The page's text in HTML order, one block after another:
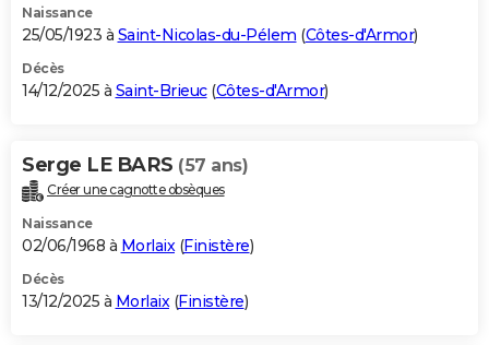
Naissance
25/05/1923 à Saint-Nicolas-du-Pélem (Côtes-d'Armor)
Décès
14/12/2025 à Saint-Brieuc(Côtes-d'Armor)
Serge LE BARS (57 ans)
Créer une cagnotte obsèques
Naissance
02/06/1968 à Morlaix (Finistère)
Décès
13/12/2025 à Morlaix (Finistère)